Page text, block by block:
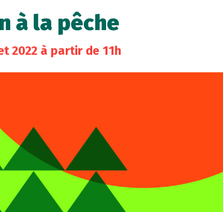
à la pêche
2022 à partir de 11h